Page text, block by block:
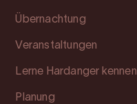
Übernachtung
Veranstaltungen
Lerne Hardanger kennen
Planung